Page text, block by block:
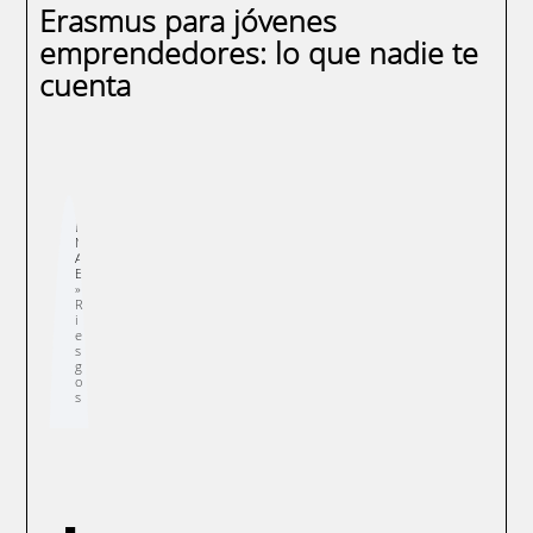
Erasmus para jóvenes
emprendedores: lo que nadie te
cuenta
Sobrescribir
enlaces
de
ayuda
a
la
navegación
E
N
A
E
R
i
e
s
g
o
s